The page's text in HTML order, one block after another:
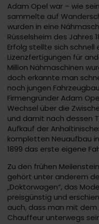
Adam Opel war – wie
sammelte auf
wurden in eine
Rüsselsheim des Jahres
Erfolg stellte sich schnell
Lizenzfertigungen für
Million Nähmaschinen
doch erkannte man
noch jungen
Firmengründer Adam
Wechsel über die
und damit nach dessen
Aufkauf der
kompletten Neuaufbau
1899 das erste eigene
Zu den frühen
gehört unter anderem
„Doktorwagen“, das
preisgünstig und
auch, dass man mit dem
Chauffeur unterwegs